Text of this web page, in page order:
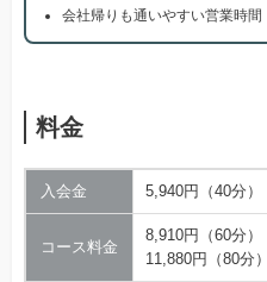
会社帰りも通いやすい営業時間
料金
入会金 5,940円（40分）
コース料金
8,910円（60分）
11,880円（80分）